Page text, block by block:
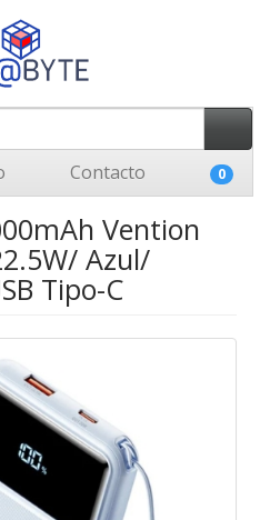
Contacto 0
Vention
Azul/
Tipo-C